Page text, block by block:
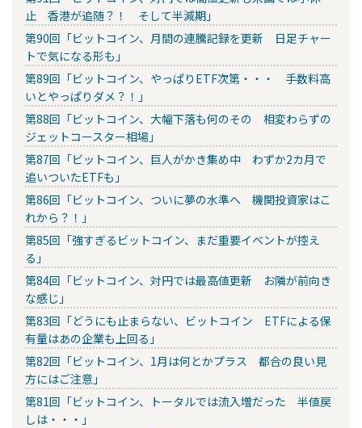
止 香港が追随？！ そして半減期」
第90回「ビットコイン、月間の連騰記録を更新 日足チャー
トで気になる形も」
第89回「ビットコイン、やっぱりETF次第・・・ 手数料高
いとやっぱりダメ？！」
第88回「ビットコイン、大幅下落も何のその 相変わらずの
ジェットコースター相場」
第87回「ビットコイン、巨人がかき集め中 わずか2カ月で
追いついたETFも」
第86回「ビットコイン、ついに夢の水準へ 機関投資家はこ
れから？！」
第85回「強すぎるビットコイン、まだ重要イベントが控え
る」
第84回「ビットコイン、対円では最高値更新 お隣が前向き
な感じ」
第83回「どうにも止まらない、ビットコイン ETFによる保
有量はあの企業も上回る」
第82回「ビットコイン、1月は何とかプラス 都合の良い見
方にはご注意」
第81回「ビットコイン、トータルでは流入増だった 半値戻
しは・・・」